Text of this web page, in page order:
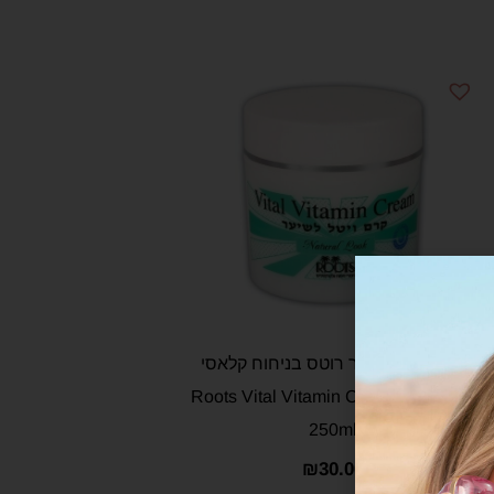
קרם ויטל לשיער רוטס בניחוח קלאסי
250מ"ל – Roots Vital Vitamin Cream
250ml
₪30.00